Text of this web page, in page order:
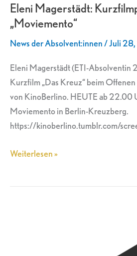
Eleni Magerstädt:
„Moviemento“
News der Absolvent:innen/Juli
Eleni Magerstädt (ETI-Absolventin
Kurzfilm „Das Kreuz“ beim
von KinoBerlino. HEUTE ab 22.00
Moviemento in Berlin-Kreuzberg.
https://kinoberlino.tumblr.com/
Kurzfilmpremiere
im
Weiterlesen »